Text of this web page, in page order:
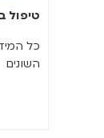
טיפול
כל
השונים